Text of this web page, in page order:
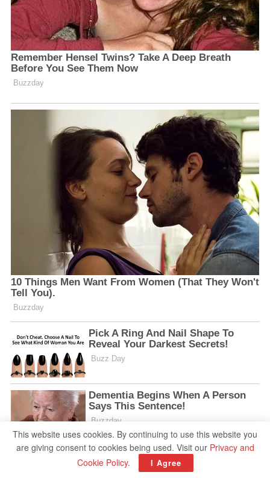
This website uses cookies. By continuing to use this website you
are giving consent to cookies being used. Visit our Privacy and
Cookie Policy. I Agree